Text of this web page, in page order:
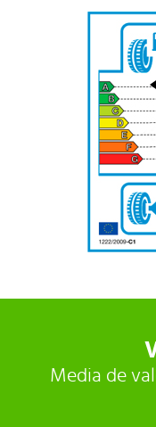
Media de